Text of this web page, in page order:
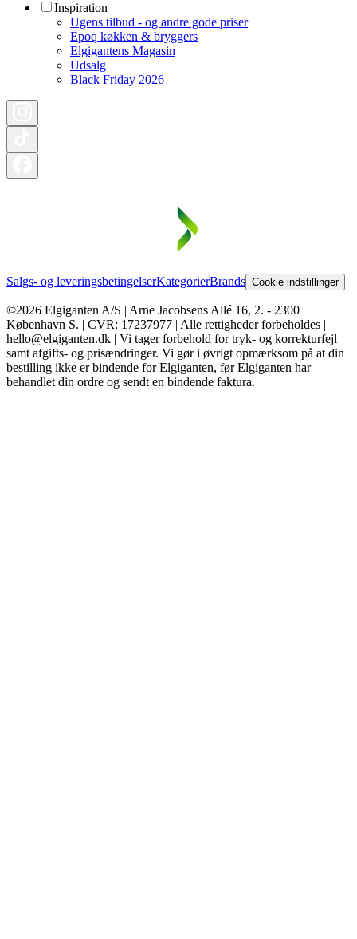
Inspiration
Ugens tilbud - og andre gode priser
Epoq køkken & bryggers
Elgigantens Magasin
Udsalg
Black Friday 2026
Salgs- og leveringsbetingelserKategorierBrands Cookie indstillinger
©2026 Elgiganten A/S | Arne Jacobsens Allé 16, 2. - 2300
København S. | CVR: 17237977 | Alle rettigheder forbeholdes |
hello@elgiganten.dk | Vi tager forbehold for tryk- og korrekturfejl
samt afgifts- og prisændringer. Vi gør i øvrigt opmærksom på at din
bestilling ikke er bindende for Elgiganten, før Elgiganten har
behandlet din ordre og sendt en bindende faktura.